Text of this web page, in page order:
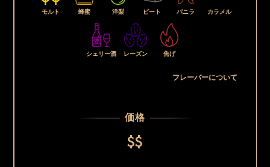
モルト 蜂蜜 洋梨 ピート バニラ カラメル
シェリー酒 レーズン 焦げ
フレーバーについて
価格
$$